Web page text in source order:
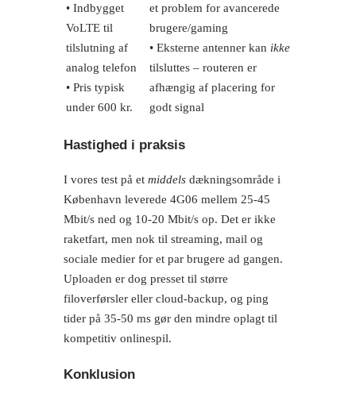
• Indbygget
VoLTE til
tilslutning af
analog telefon
• Pris typisk
under 600 kr.
et problem for avancerede
brugere/gaming
• Eksterne antenner kan ikke
tilsluttes – routeren er
afhængig af placering for
godt signal
Hastighed i praksis
I vores test på et middels dækningsområde i
København leverede 4G06 mellem 25-45
Mbit/s ned og 10-20 Mbit/s op. Det er ikke
raketfart, men nok til streaming, mail og
sociale medier for et par brugere ad gangen.
Uploaden er dog presset til større
filoverførsler eller cloud-backup, og ping
tider på 35-50 ms gør den mindre oplagt til
kompetitiv onlinespil.
Konklusion